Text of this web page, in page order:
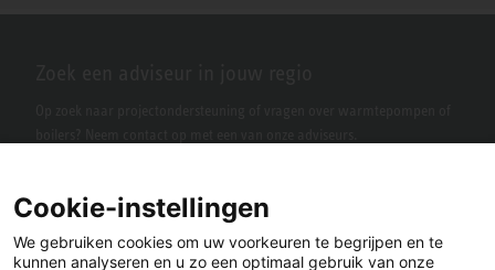
Cookie-instellingen
We gebruiken cookies om uw voorkeuren te begrijpen en te
kunnen analyseren en u zo een optimaal gebruik van onze